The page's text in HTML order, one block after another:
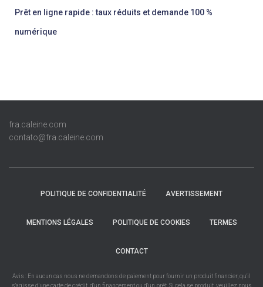
Prêt en ligne rapide : taux réduits et demande 100 %
numérique
fra.caleine.com
contato@fra.caleine.com
POLITIQUE DE CONFIDENTIALITÉ AVERTISSEMENT
MENTIONS LÉGALES POLITIQUE DE COOKIES TERMES
CONTACT
Avis : En aucun cas nous ne demandons de paiement pour fournir un produit financier, qu'il